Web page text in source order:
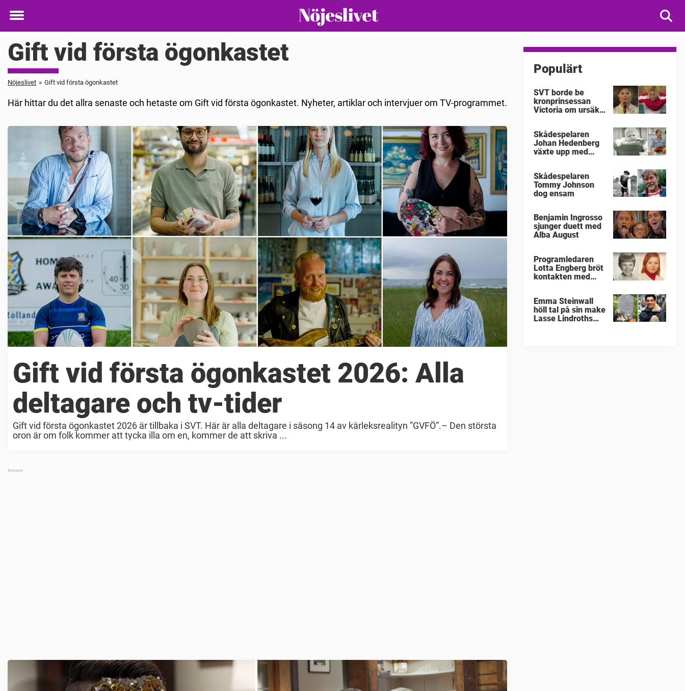
Toggle
Gift vid första ögonkastet
Nöjeslivet » Gift vid första ögonkastet
Här hittar du det allra senaste och hetaste om Gift vid första ögonkastet. Nyheter, artiklar och intervjuer om TV-programmet.
Gift vid första ögonkastet 2026: Alla
deltagare och tv-tider
Gift vid första ögonkastet 2026 är tillbaka i SVT. Här är alla deltagare i säsong 14 av kärleksrealityn ”GVFÖ”.– Den största
oron är om folk kommer att tycka illa om en, kommer de att skriva ...
Populärt
SVT borde be
kronprinsessan
Victoria om ursäkt
Skådespelaren
Johan Hedenberg
växte upp med
Skådespelaren
Tommy Johnson
dog ensam
Benjamin Ingrosso
sjunger duett med
Alba August
Programledaren
Lotta Engberg bröt
kontakten med
Emma Steinwall
höll tal på sin make
Lasse Lindroths